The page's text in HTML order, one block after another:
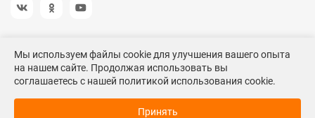
Мы используем файлы cookie для улучшения вашего опыта
на нашем сайте. Продолжая использовать вы
соглашаетесь с нашей политикой использования cookie.
Принять
©2023 Спецодежда БиН
стоимость товаров уточняйте по телефону. Производители оставляют за собой право
изменять технические характеристики и внешний вид товаров без предварительного